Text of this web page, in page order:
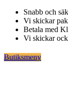
Hoppa
innehåll
Snabb och
Vi skickar
Betala med
Vi skickar
Butiksmeny